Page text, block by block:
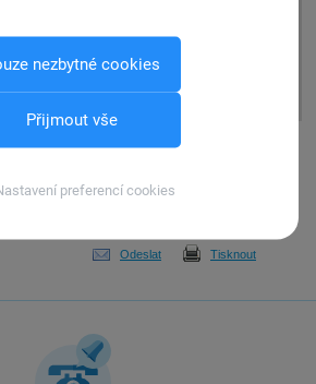
nezbytné cookies
Přijmout vše
preferencí cookies
záložku Změna režimu,
vyrovnání do řádku 52 –
Zálohový koeficient.
Pomohla Vám tato
Odeslat Tisknout